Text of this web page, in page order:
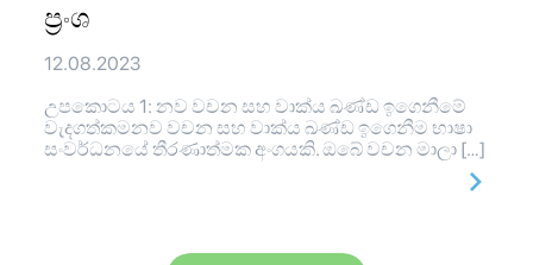
ප්‍රංශ
12.08.2023
උපකොටය 1: නව වචන සහ වාක්ය ඛණ්ඩ ඉගෙනීමේ
වැදගත්කමනව වචන සහ වාක්ය ඛණ්ඩ ඉගෙනීම භාෂා
සංවර්ධනයේ තීරණාත්මක අංගයකි. ඔබේ වචන මාලා […]